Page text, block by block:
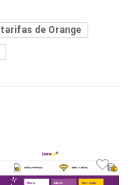
tarifas de Orange